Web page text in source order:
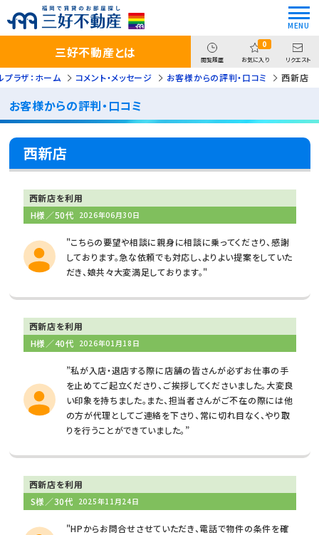
三好不動産とは 閲覧履歴
0
お気に入り リクエスト
プラザ：ホーム コメント・メッセージ お客様からの評判・口コミ 西新店
お客様からの評判・口コミ
西新店
西新店を利用
H様／50代 2026年06月30日
"こちらの要望や相談に親身に相談に乗ってくださり、感謝
しております。急な依頼でも対応し、よりよい提案をしていた
だき、娘共々大変満足しております。"
西新店を利用
H様／40代 2026年01月18日
”私が入店・退店する際に店舗の皆さんが必ずお仕事の手
を止めてご起立くださり、ご挨拶してくださいました。大変良
い印象を持ちました。また、担当者さんがご不在の際には他
の方が代理としてご連絡を下さり、常に切れ目なく、やり取
りを行うことができていました。”
西新店を利用
S様／30代 2025年11月24日
"HPからお問合せさせていただき、電話で物件の条件を確